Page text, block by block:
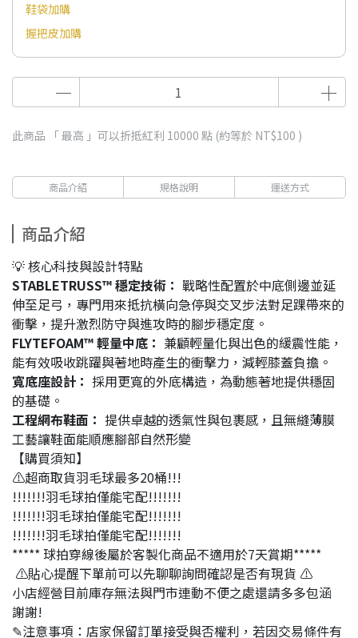
鞋袋加購
握把皮加購
此商品 「 最高 」可以折抵紅利 10000 點 (約等於 NT$100 )
商品介紹 規格說明 運送方式
商品介紹
💡 核心科技與設計特點
STABLETRUSS™ 穩定技術： 戰略性配置於中底側邊並延
伸至足弓，專門用來抵抗橫向急停與交叉步法對足踝帶來的
衝擊，提升激烈防守與進攻時的腳步穩定度。
FLYTEFOAM™ 輕量中底： 兼顧輕量化與出色的緩震性能，
能有效吸收跳躍與著地時產生的衝擊力，減輕膝蓋負擔。
寬底座設計： 採用更寬的外底構造，為動態著地提供穩固
的基礎。
工程網布鞋面： 提供卓越的透氣性與包裹感，且無縫薄膜
工藝讓鞋面能順應腳部自然形變
【購買須知】
⚠️超商取貨羽毛球最多20桶!!!
!!!!!!!羽毛球拍僅能宅配!!!!!!!
!!!!!!!羽毛球拍僅能宅配!!!!!!!
!!!!!!!羽毛球拍僅能宅配!!!!!!!
***** 球拍穿線後屬於客製化商品不適用於7天賞期*****
⚠️貼心提醒下單前可以先聊聊詢問確認是否有現貨 ⚠️
小店經營目前庫存無法與門市連動不便之處還請多多包涵
謝謝!
✎注意事項：店家保留訂單接受與否權利，若因交易條件有